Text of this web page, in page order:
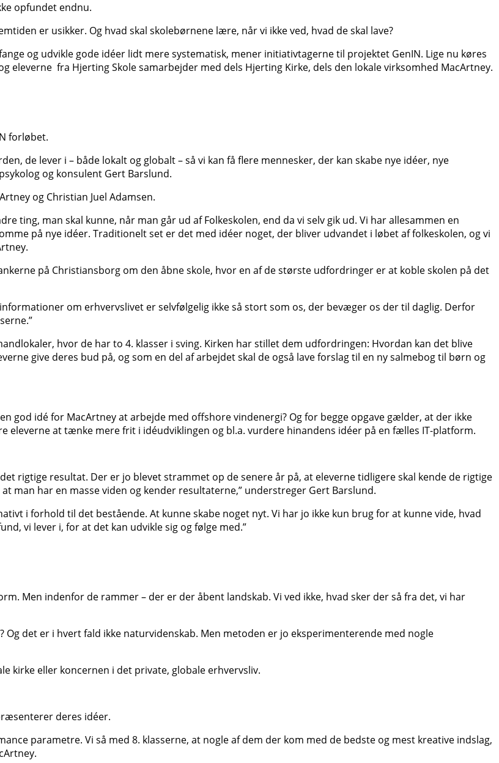
opfundet endnu.
er usikker. Og hvad skal skolebørnene lære, når vi ikke ved, hvad de skal lave?
og udvikle gode idéer lidt mere systematisk, mener initiativtagerne til projektet GenIN. Lige nu køres
eleverne fra Hjerting Skole samarbejder med dels Hjerting Kirke, dels den lokale virksomhed MacArtney.
forløbet.
de lever i – både lokalt og globalt – så vi kan få flere mennesker, der kan skabe nye idéer, nye
og konsulent Gert Barslund.
og Christian Juel Adamsen.
ting, man skal kunne, når man går ud af Folkeskolen, end da vi selv gik ud. Vi har allesammen en
på nye idéer. Traditionelt set er det med idéer noget, der bliver udvandet i løbet af folkeskolen, og vi
på Christiansborg om den åbne skole, hvor en af de største udfordringer er at koble skolen på det
om erhvervslivet er selvfølgelig ikke så stort som os, der bevæger os der til daglig. Derfor
hvor de har to 4. klasser i sving. Kirken har stillet dem udfordringen: Hvordan kan det blive
give deres bud på, og som en del af arbejdet skal de også lave forslag til en ny salmebog til børn og
god idé for MacArtney at arbejde med offshore vindenergi? Og for begge opgave gælder, at der ikke
eleverne at tænke mere frit i idéudviklingen og bl.a. vurdere hinandens idéer på en fælles IT-­platform.
rigtige resultat. Der er jo blevet strammet op de senere år på, at eleverne tidligere skal kende de rigtige
man har en masse viden og kender resultaterne,” understreger Gert Barslund.
i forhold til det bestående. At kunne skabe noget nyt. Vi har jo ikke kun brug for at kunne vide, hvad
vi lever i, for at det kan udvikle sig og følge med.”
Men indenfor de rammer – der er der åbent landskab. Vi ved ikke, hvad sker der så fra det, vi har
det er i hvert fald ikke naturvidenskab. Men metoden er jo eksperimenterende med nogle
kirke eller koncernen i det private, globale erhvervsliv.
deres idéer.
parametre. Vi så med 8. klasserne, at nogle af dem der kom med de bedste og mest kreative indslag,